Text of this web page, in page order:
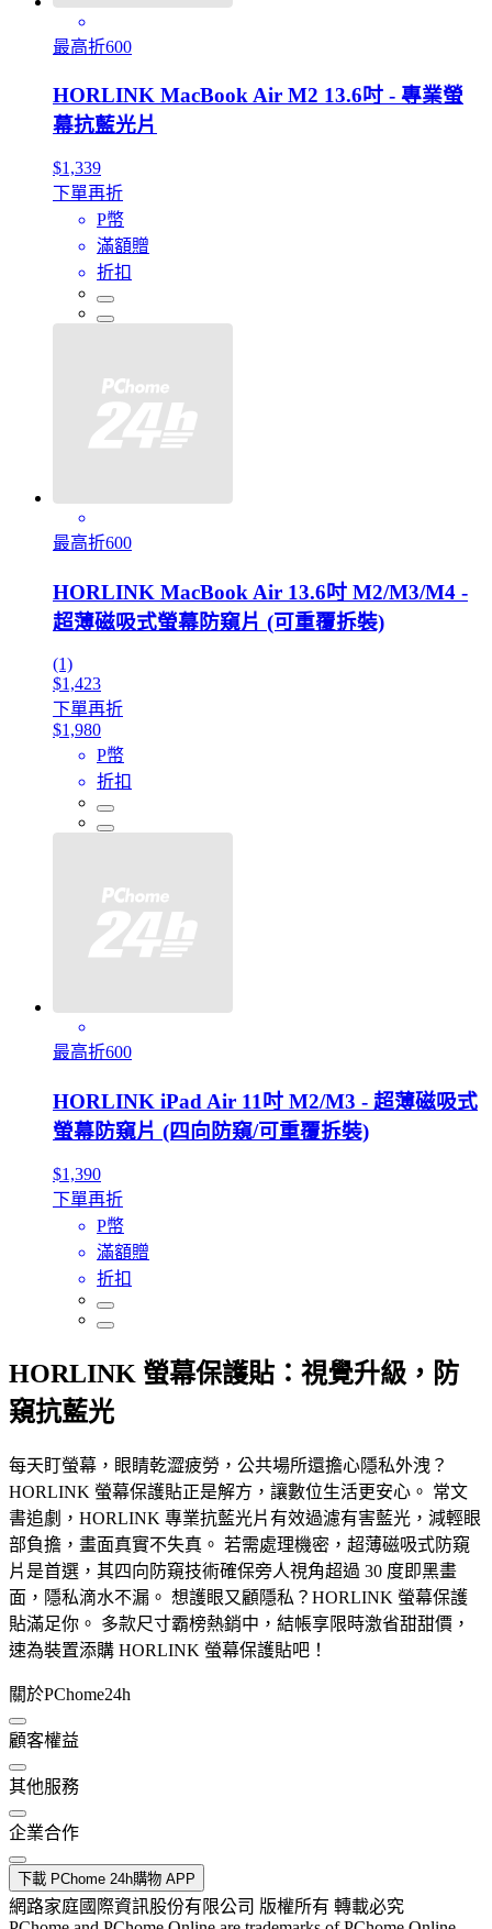
最高折600
HORLINK MacBook Air M2 13.6吋 - 專業螢
幕抗藍光片
$1,339
下單再折
P幣
滿額贈
折扣
最高折600
HORLINK MacBook Air 13.6吋 M2/M3/M4 -
超薄磁吸式螢幕防窺片 (可重覆拆裝)
(1)
$1,423
下單再折
$1,980
P幣
折扣
最高折600
HORLINK iPad Air 11吋 M2/M3 - 超薄磁吸式
螢幕防窺片 (四向防窺/可重覆拆裝)
$1,390
下單再折
P幣
滿額贈
折扣
HORLINK 螢幕保護貼：視覺升級，防
窺抗藍光
每天盯螢幕，眼睛乾澀疲勞，公共場所還擔心隱私外洩？
HORLINK 螢幕保護貼正是解方，讓數位生活更安心。 常文
書追劇，HORLINK 專業抗藍光片有效過濾有害藍光，減輕眼
部負擔，畫面真實不失真。 若需處理機密，超薄磁吸式防窺
片是首選，其四向防窺技術確保旁人視角超過 30 度即黑畫
面，隱私滴水不漏。 想護眼又顧隱私？HORLINK 螢幕保護
貼滿足你。 多款尺寸霸榜熱銷中，結帳享限時激省甜甜價，
速為裝置添購 HORLINK 螢幕保護貼吧！
關於PChome24h
顧客權益
其他服務
企業合作
下載 PChome 24h購物 APP
網路家庭國際資訊股份有限公司 版權所有 轉載必究